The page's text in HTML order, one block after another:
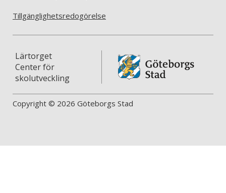
Tillgänglighetsredogörelse
Lärtorget
Center för
skolutveckling
Copyright © 2026 Göteborgs Stad